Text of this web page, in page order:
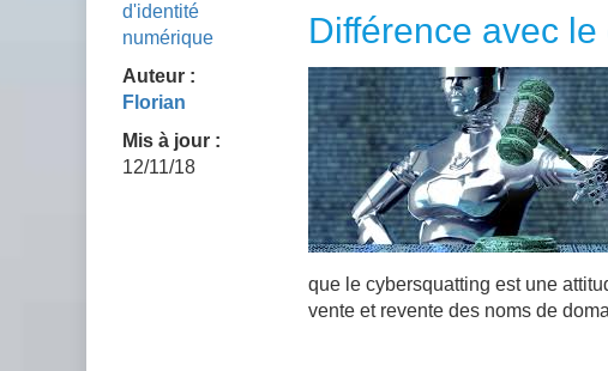
d'identité
numérique
Auteur :
Florian
Mis à jour :
12/11/18
Différence avec
que le cybersquatting est une
vente et revente des noms de